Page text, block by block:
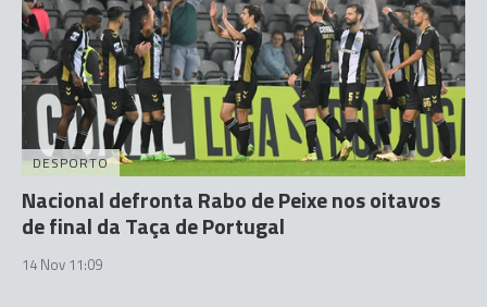
DESPORTO
Nacional defronta Rabo de Peixe nos oitavos
de final da Taça de Portugal
14 Nov 11:09